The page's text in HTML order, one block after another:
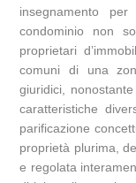
insegnamento
condominio non
proprietari
comuni di una
giuridici,
caratteristiche
parificazione
proprietà plurima,
e regolata